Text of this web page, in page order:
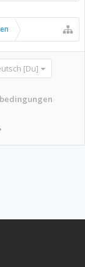
[Du]